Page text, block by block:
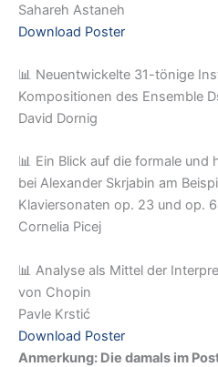
Sahareh Astaneh
Download Poster
📊 Neuentwickelte 31-tönige
Kompositionen des Ensemble
David Dornig
📊 Ein Blick auf die formale
bei Alexander Skrjabin am
Klaviersonaten op. 23 und op.
Cornelia Picej
📊 Analyse als Mittel der
von Chopin
Pavle Krstić
Download Poster
Anmerkung: Die damals im